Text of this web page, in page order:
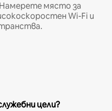
място за
Wi-Fi и
цели?